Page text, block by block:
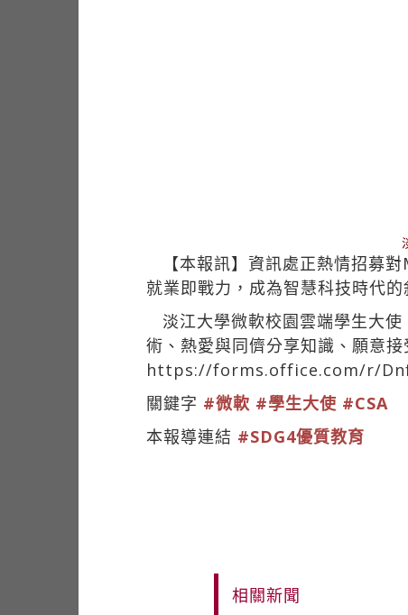
【本報訊】資訊處正熱情招募
就業即戰力，成為智慧科技時代
淡江大學微軟校園雲端學生大
術、熱愛與同儕分享知識、願意
https://forms.office.com/r/
關鍵字 #微軟 #學生大使 #CSA
本報導連結 #SDG4優質教育
相關新聞